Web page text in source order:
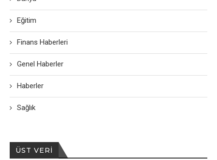
Eğitim
Finans Haberleri
Genel Haberler
Haberler
Sağlık
ÜST VERI